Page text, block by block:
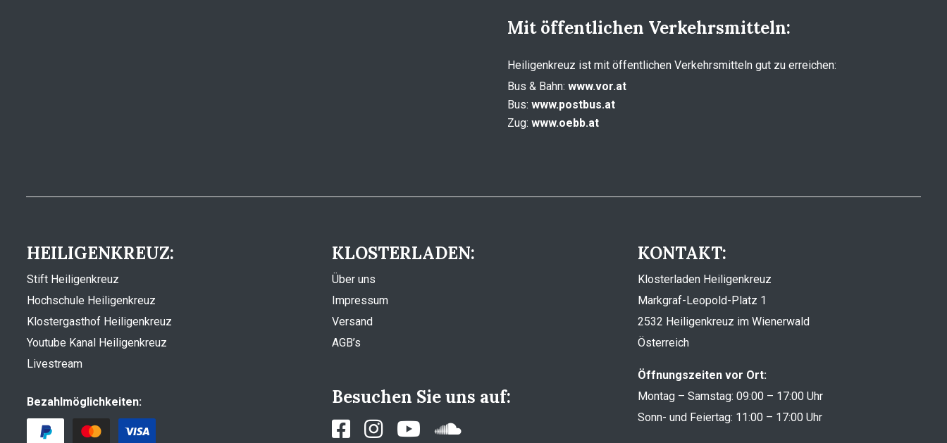
Mit öffentlichen Verkehrsmitteln:
Heiligenkreuz ist mit öffentlichen Verkehrsmitteln gut zu erreichen:
Bus & Bahn: www.vor.at
Bus: www.postbus.at
Zug: www.oebb.at
HEILIGENKREUZ:
Stift Heiligenkreuz
Hochschule Heiligenkreuz
Klostergasthof Heiligenkreuz
Youtube Kanal Heiligenkreuz
Livestream
Bezahlmöglichkeiten:
KLOSTERLADEN:
Über uns
Impressum
Versand
AGB’s
Besuchen Sie uns auf:
KONTAKT:
Klosterladen Heiligenkreuz
Markgraf-Leopold-Platz 1
2532 Heiligenkreuz im Wienerwald
Österreich
Öffnungszeiten vor Ort:
Montag – Samstag: 09:00 – 17:00 Uhr
Sonn- und Feiertag: 11:00 – 17:00 Uhr